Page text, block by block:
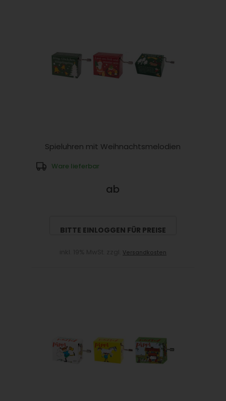
Spieluhren mit Weihnachtsmelodien
Ware lieferbar
ab
BITTE EINLOGGEN FÜR PREISE
Versandkosten